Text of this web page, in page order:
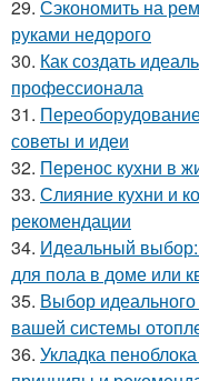
29. Сэкономить на
руками недорого
30. Как создать
профессионала
31.
советы и идеи
32. Перенос кухни в
33. Слияние кухни и
рекомендации
34. Идеальный выбор:
для пола в доме или
35. Выбор
вашей системы
36. Укладка